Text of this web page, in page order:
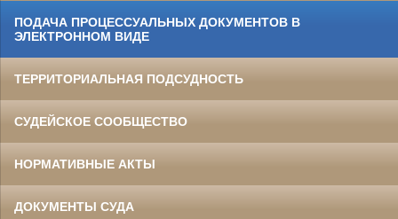
ПОДАЧА ПРОЦЕССУАЛЬНЫХ ДОКУМЕНТОВ В
ЭЛЕКТРОННОМ ВИДЕ
ТЕРРИТОРИАЛЬНАЯ ПОДСУДНОСТЬ
СУДЕЙСКОЕ СООБЩЕСТВО
НОРМАТИВНЫЕ АКТЫ
ДОКУМЕНТЫ СУДА